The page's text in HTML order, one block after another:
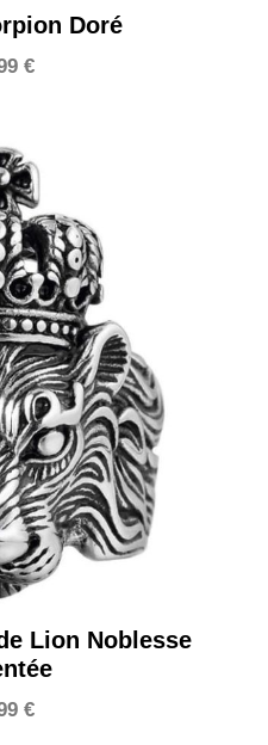
Doré
€
Lion Noblesse
€